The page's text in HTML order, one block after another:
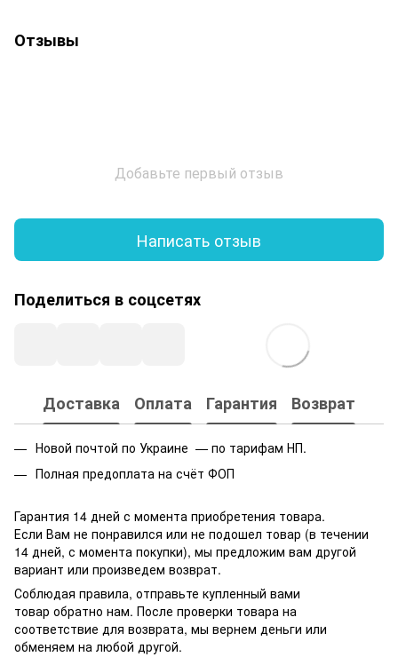
Отзывы
Добавьте первый отзыв
Написать отзыв
Поделиться в соцсетях
Доставка Оплата Гарантия Возврат
Новой почтой по Украине — по тарифам НП.
Полная предоплата на счёт ФОП
Гарантия 14 дней с момента приобретения товара.
Если Вам не понравился или не подошел товар (в течении
14 дней, с момента покупки), мы предложим вам другой
вариант или произведем возврат.
Соблюдая правила, отправьте купленный вами
товар обратно нам. После проверки товара на
соответствие для возврата, мы вернем деньги или
обменяем на любой другой.